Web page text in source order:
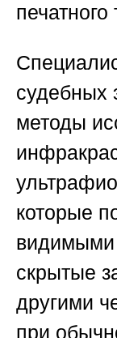
печатного
судебных
методы
которые
видимыми
скрытые
другими
при